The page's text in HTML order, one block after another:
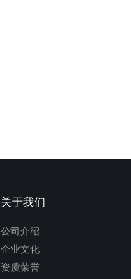
关于我们
公司介绍
企业文化
资质荣誉